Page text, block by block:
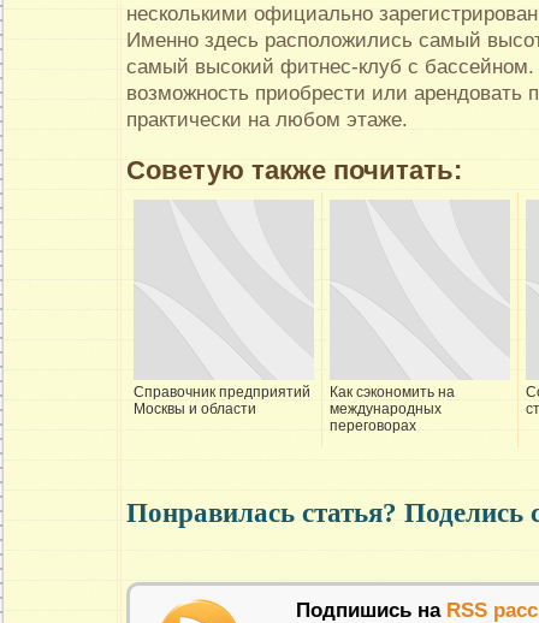
несколькими официально
Именно здесь расположились самый
самый высокий фитнес-клуб с бассейном.
возможность приобрести или арендовать
практически на любом этаже.
Советую также почитать:
Справочник предприятий
Москвы и области
Как сэкономить на
международных
переговорах
Понравилась статья? Поделись
Подпишись наRSS